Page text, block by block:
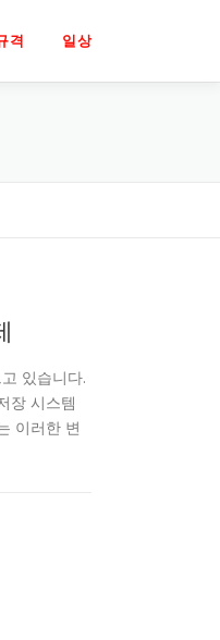
격 일상
있습니다.
장 시스템
이러한 변